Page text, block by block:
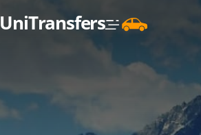
UniTransfers